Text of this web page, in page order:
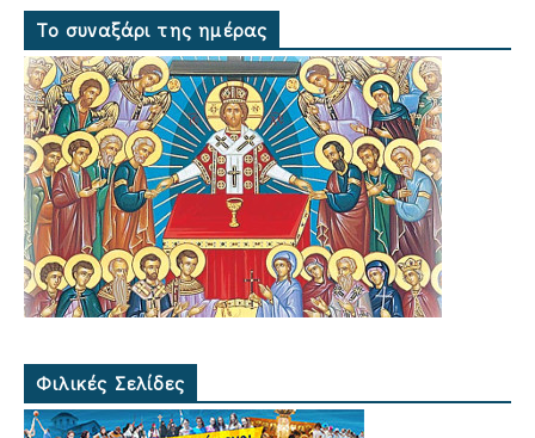
Το συναξάρι της ημέρας
Φιλικές Σελίδες